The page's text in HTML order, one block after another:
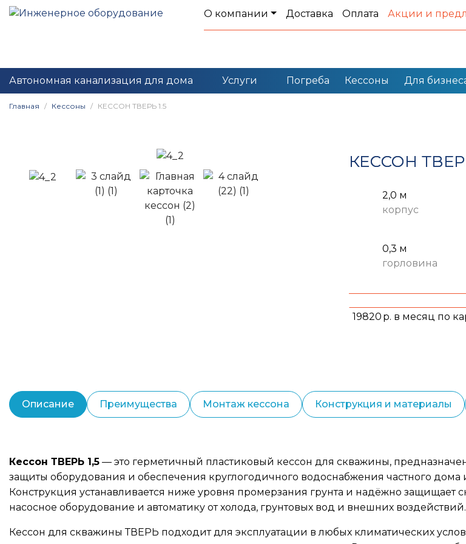
О компании Доставка Оплата Акции и
Автономная канализация для дома Услуги Погреба Кессоны Для
Главная Кессоны КЕССОН ТВЕРЬ 1.5
КЕССОН
2,0 м
корпус
0,3 м
горловина
19820 р. в месяц по
Описание Преимущества Монтаж кессона Конструкция и материалы
Кессон ТВЕРЬ 1,5 — это герметичный пластиковый кессон для скважины,
защиты оборудования и обеспечения круглогодичного водоснабжения частного дома
Конструкция устанавливается ниже уровня промерзания грунта и надёжно защищает
насосное оборудование и автоматику от холода, грунтовых вод и внешних воздействий.
Кессон для скважины ТВЕРЬ подходит для эксплуатации в любых климатических